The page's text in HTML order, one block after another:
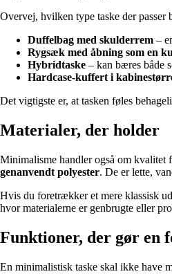
Overvej, hvilken type taske der passer
Duffelbag med skulderrem –
Rygsæk med åbning som en
Hybridtaske – kan bæres både
Hardcase-kuffert i
Det vigtigste er, at tasken føles
Materialer, der holder
Minimalisme handler også om kvalitet
genanvendt polyester. De er lette,
Hvis du foretrækker et mere klassisk
hvor materialerne er genbrugte eller
Funktioner, der gør en
En minimalistisk taske skal ikke have